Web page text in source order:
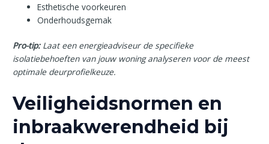
Esthetische voorkeuren
Onderhoudsgemak
Pro-tip: Laat een energieadviseur de specifieke
isolatiebehoeften van jouw woning analyseren voor de meest
optimale deurprofielkeuze.
Veiligheidsnormen en
inbraakwerendheid bij